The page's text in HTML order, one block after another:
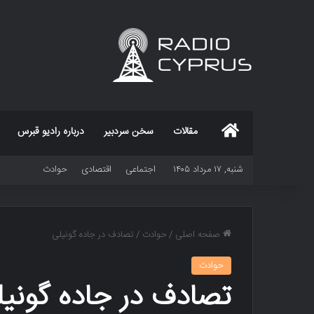
مقالات سخن سردبیر درباره رادیو قبرس
شنبه, ۱۷ مرداد ۱۴۰۵ اجتماعی اقتصادی حوادث
صفحه اصلی /حوادث /تصادف در جاده گونیلی
حوادث
تصادف در جاده